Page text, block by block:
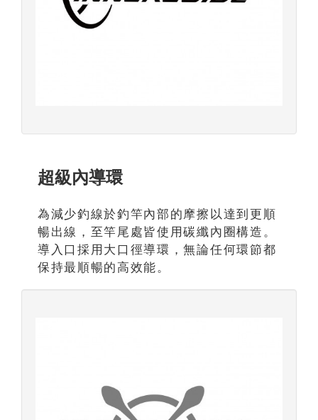
超級內導環
為減少釣線於釣竿內部的摩擦以達到更順
暢出線，至竿尾處皆使用碳纖內圈構造。
導入口採用大口徑導環，無論任何環節都
保持最順暢的高效能。